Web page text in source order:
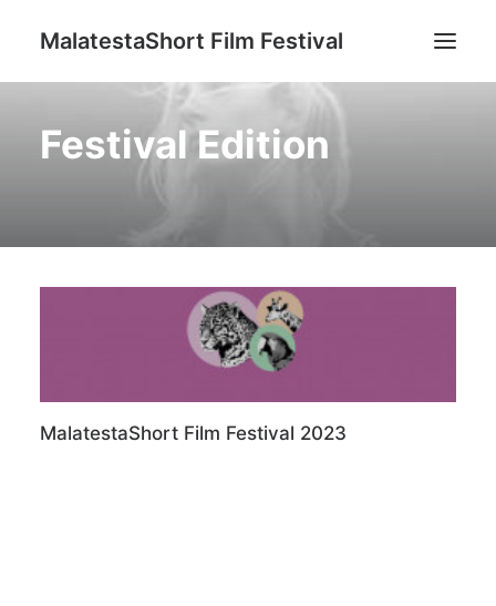
MalatestaShort Film Festival
Festival 2023
Sostenitori
Contatti
Ricerca
Festival Edition
MalatestaShort Film Festival 2023